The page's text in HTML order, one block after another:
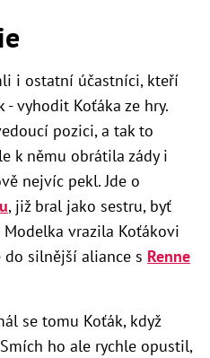
i ostatní účastníci, kteří
vyhodit Koťáka ze hry.
pozici, a tak to
k němu obrátila zády i
nejvíc pekl. Jde o
, již bral jako sestru, byť
vrazila Koťákovi
silnější aliance s Renne
se tomu Koťák, když
ho ale rychle opustil,